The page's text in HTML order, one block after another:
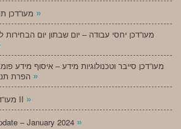
»
מעו”דכן יחסי עבודה – יום שבתון יום הבחירות
מעו”דכן סייבר וטכנולוגיות מידע – איסוף מידע
»
מעו”דכן ליטיגציה – ינואר 2024 II »
– January 2024 »